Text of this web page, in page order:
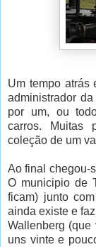
Um tempo atrás
administrador
por um, ou
carros. Muitas
coleção de um
Ao final chegou-
O municipio de
ficam) junto
ainda existe e
Wallenberg
uns vinte e